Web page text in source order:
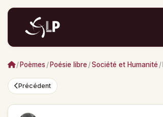
/ Poèmes / Poésie libre/Société et Humanité/
Précédent